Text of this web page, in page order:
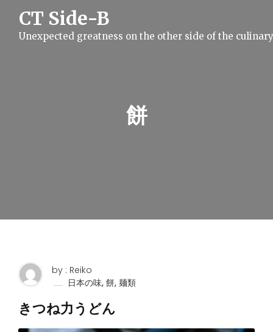
CT Side-B
Unexpected greatness on the other side of the
餅
by : Reiko
日本の味, 餅, 麺類
きつね力うどん